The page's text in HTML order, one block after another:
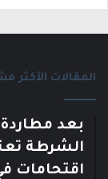
المقالات الأكثر
بعد مطاردة
الشرطة
اقتحامات